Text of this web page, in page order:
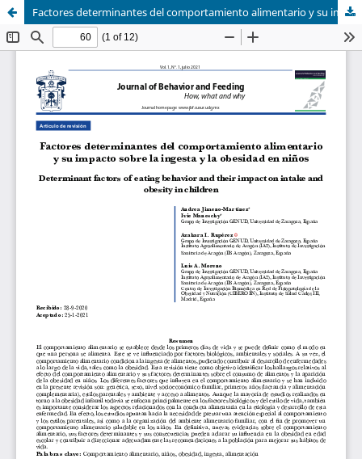
Factores determinantes del comportamiento alimentario y su impacto sobre la ingesta y la obesidad en niños